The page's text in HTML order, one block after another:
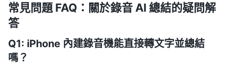
常見問題 FAQ：關於錄音 AI 總結的疑問解
答
Q1: iPhone 內建錄音機能直接轉文字並總結
嗎？